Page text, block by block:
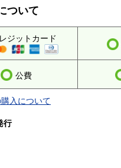
ついて
ジットカード
公費
入について
行